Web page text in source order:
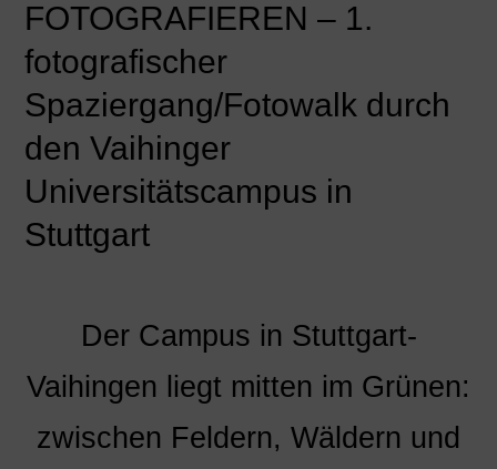
FOTOGRAFIEREN – 1.
fotografischer
Spaziergang/Fotowalk durch
den Vaihinger
Universitätscampus in
Stuttgart
Der Campus in Stuttgart-
Vaihingen liegt mitten im Grünen:
zwischen Feldern, Wäldern und